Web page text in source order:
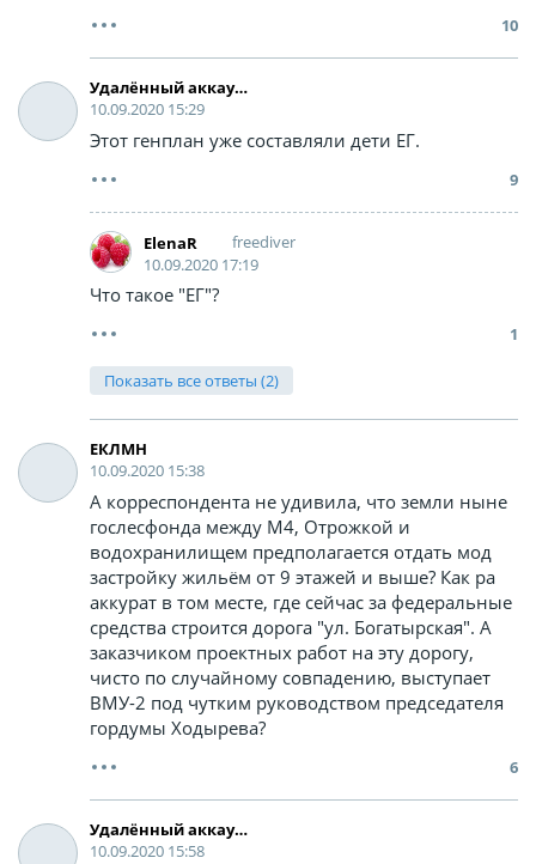
10
Удалённый аккаунт
10.09.2020 15:29
Этот генплан уже составляли дети ЕГ.
9
ElenaR
freediver
10.09.2020 17:19
Что такое "ЕГ"?
1
Показать все ответы (2)
ЕКЛМН
10.09.2020 15:38
А корреспондента не удивила, что земли ныне
гослесфонда между М4, Отрожкой и
водохранилищем предполагается отдать мод
застройку жильём от 9 этажей и выше? Как ра
аккурат в том месте, где сейчас за федеральные
средства строится дорога "ул. Богатырская". А
заказчиком проектных работ на эту дорогу,
чисто по случайному совпадению, выступает
ВМУ-2 под чутким руководством председателя
гордумы Ходырева?
6
Удалённый аккаунт
10.09.2020 15:58